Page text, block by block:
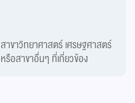
ขาวิทยาศาสตร์ เศรษฐศาสตร์
อสาขาอื่นๆ ที่เกี่ยวข้อง